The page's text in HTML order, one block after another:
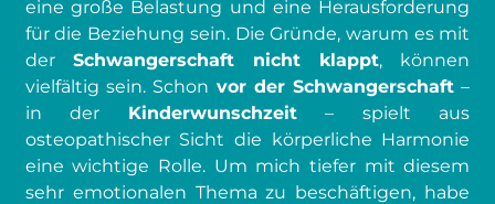
eine große Belastung und eine Herausforderung
für die Beziehung sein. Die Gründe, warum es mit
der Schwangerschaft nicht klappt, können
vielfältig sein. Schon vor der Schwangerschaft–
in der Kinderwunschzeit– spielt aus
osteopathischer Sicht die körperliche Harmonie
eine wichtige Rolle. Um mich tiefer mit diesem
sehr emotionalen Thema zu beschäftigen, habe